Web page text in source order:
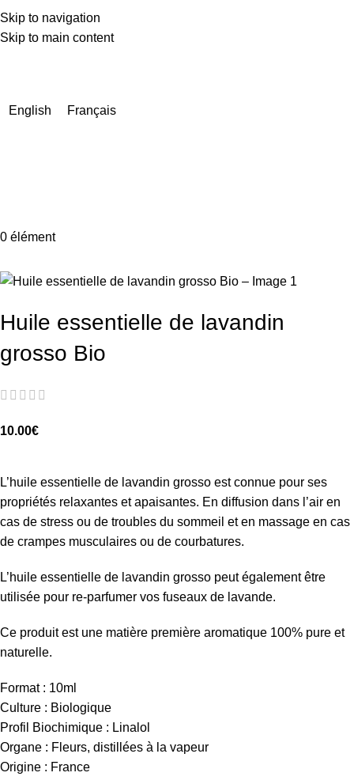
Skip to navigation
Skip to main content
English
Français
0 élément
Huile essentielle de lavandin
grosso Bio
10.00€
L’huile essentielle de lavandin grosso est connue pour ses
propriétés relaxantes et apaisantes. En diffusion dans l’air en
cas de stress ou de troubles du sommeil et en massage en cas
de crampes musculaires ou de courbatures.
L’huile essentielle de lavandin grosso peut également être
utilisée pour re-parfumer vos fuseaux de lavande.
Ce produit est une matière première aromatique 100% pure et
naturelle.
Format : 10ml
Culture : Biologique
Profil Biochimique : Linalol
Organe : Fleurs, distillées à la vapeur
Origine : France